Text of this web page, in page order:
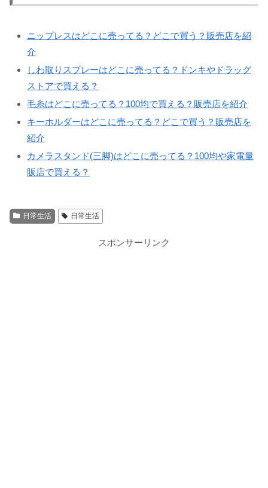
ニップレスはどこに売ってる？どこで買う？販売店を紹
介
しわ取りスプレーはどこに売ってる？ドンキやドラッグ
ストアで買える？
毛糸はどこに売ってる？100均で買える？販売店を紹介
キーホルダーはどこに売ってる？どこで買う？販売店を
紹介
カメラスタンド(三脚)はどこに売ってる？100均や家電量
販店で買える？
日常生活 日常生活
スポンサーリンク